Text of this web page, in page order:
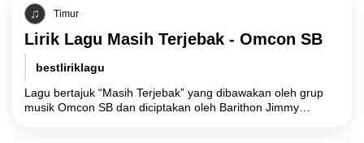
Timur
Lirik Lagu Masih Terjebak - Omcon SB
bestliriklagu
Lagu bertajuk “Masih Terjebak” yang dibawakan oleh grup
musik Omcon SB dan diciptakan oleh Barithon Jimmy